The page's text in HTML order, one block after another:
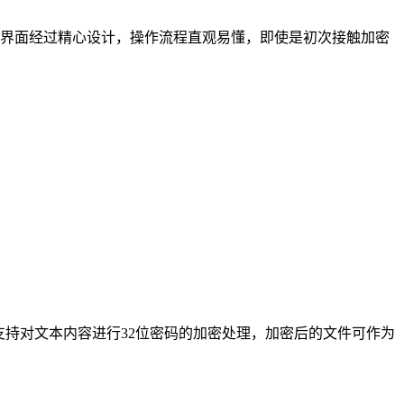
面经过精心设计，操作流程直观易懂，即使是初次接触加密
文本内容进行32位密码的加密处理，加密后的文件可作为